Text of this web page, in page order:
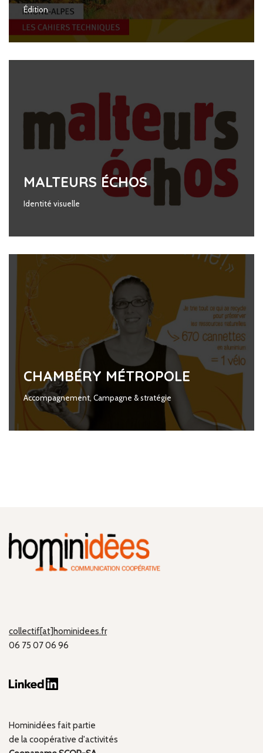
Édition
MALTEURS ÉCHOS
Identité visuelle
CHAMBÉRY MÉTROPOLE
Accompagnement, Campagne & stratégie
collectif[at]hominidees.fr
06 75 07 06 96
Hominidées fait partie
de la coopérative d'activités